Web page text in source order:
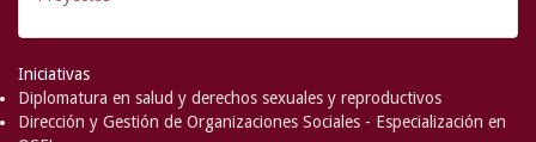
Iniciativas
Diplomatura en salud y derechos sexuales y reproductivos
Dirección y Gestión de Organizaciones Sociales - Especialización en